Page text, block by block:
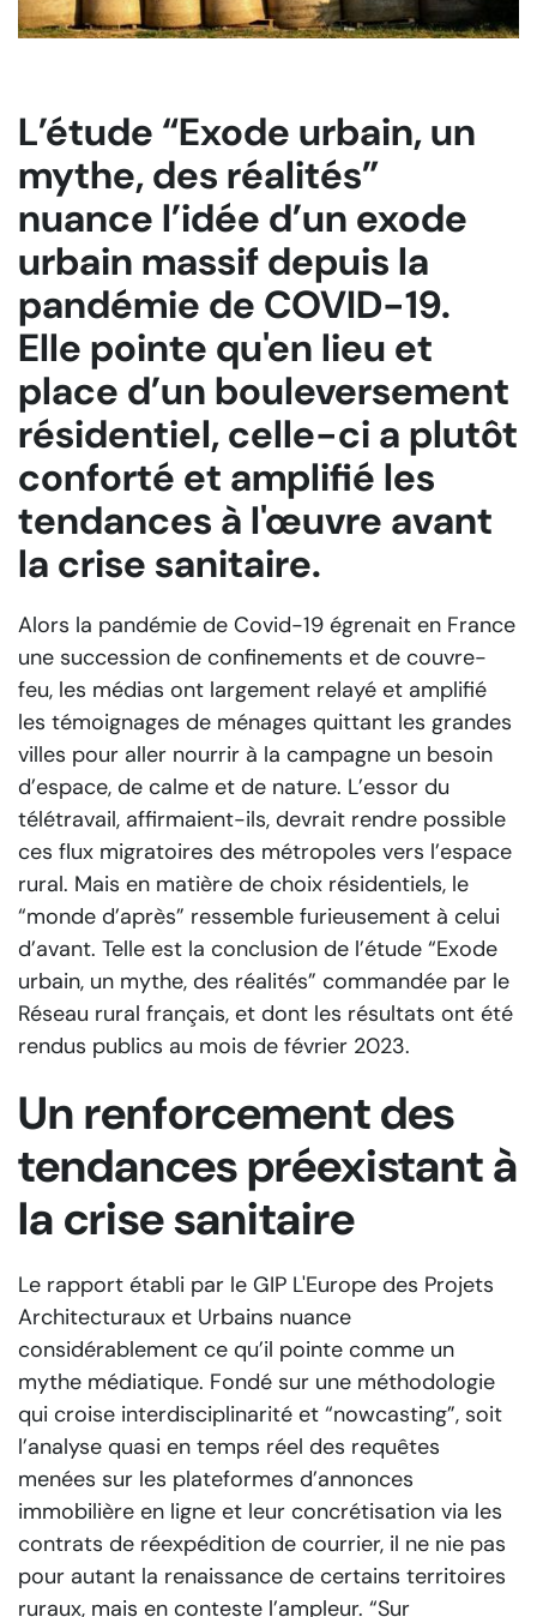
L’étude “Exode urbain, un
mythe, des réalités”
nuance l’idée d’un exode
urbain massif depuis la
pandémie de COVID-19.
Elle pointe qu'en lieu et
place d’un bouleversement
résidentiel, celle-ci a plutôt
conforté et amplifié les
tendances à l'œuvre avant
la crise sanitaire.
Alors la pandémie de Covid-19 égrenait en France
une succession de confinements et de couvre-
feu, les médias ont largement relayé et amplifié
les témoignages de ménages quittant les grandes
villes pour aller nourrir à la campagne un besoin
d’espace, de calme et de nature. L’essor du
télétravail, affirmaient-ils, devrait rendre possible
ces flux migratoires des métropoles vers l’espace
rural. Mais en matière de choix résidentiels, le
“monde d’après” ressemble furieusement à celui
d’avant. Telle est la conclusion de l’étude “Exode
urbain, un mythe, des réalités” commandée par le
Réseau rural français, et dont les résultats ont été
rendus publics au mois de février 2023.
Un renforcement des
tendances préexistant à
la crise sanitaire
Le rapport établi par le GIP L'Europe des Projets
Architecturaux et Urbains nuance
considérablement ce qu’il pointe comme un
mythe médiatique. Fondé sur une méthodologie
qui croise interdisciplinarité et “nowcasting”, soit
l’analyse quasi en temps réel des requêtes
menées sur les plateformes d’annonces
immobilière en ligne et leur concrétisation via les
contrats de réexpédition de courrier, il ne nie pas
pour autant la renaissance de certains territoires
ruraux, mais en conteste l’ampleur. “Sur